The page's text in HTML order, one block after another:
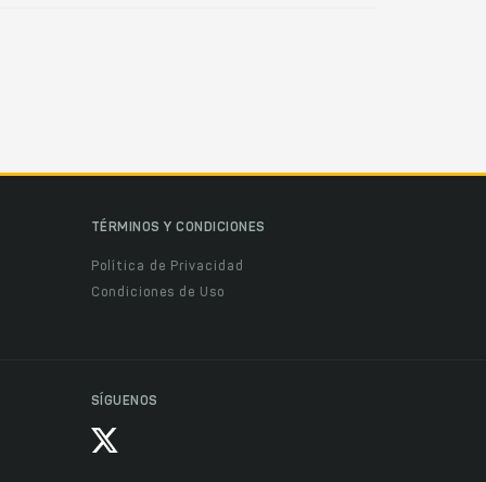
TÉRMINOS Y CONDICIONES
Política de Privacidad
Condiciones de Uso
SÍGUENOS